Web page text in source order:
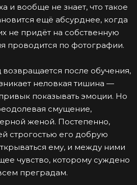
и вообще не знает, что такое
ещё абсурднее, когда
не придёт на собственную
проводится по фотографии.
после обучения,
неловкая тишина —
показывать эмоции. Но
смущение,
женой. Постепенно,
строгостью его добрую
ему, и между ними
чувство, которому суждено
преградам.